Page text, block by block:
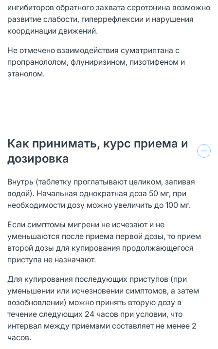
ингибиторов обратного захвата серотонина возможно
развитие слабости, гиперрефлексии и нарушения
координации движений.
Не отмечено взаимодействия суматриптана с
пропранололом, флуниризином, пизотифеном и
этанолом.
Как принимать, курс приема и
дозировка
Внутрь (таблетку проглатывают целиком, запивая
водой). Начальная однократная доза 50 мг, при
необходимости дозу можно увеличить до 100 мг.
Если симптомы мигрени не исчезают и не
уменьшаются после приема первой дозы, то прием
второй дозы для купирования продолжающегося
приступа не назначают.
Для купирования последующих приступов (при
уменьшении или исчезновении симптомов, а затем
возобновлении) можно принять вторую дозу в
течение следующих 24 часов при условии, что
интервал между приемами составляет не менее 2
часов.